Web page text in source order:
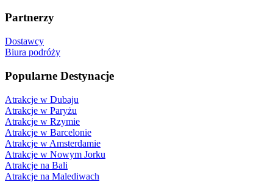
Partnerzy
Dostawcy
Biura podróży
Popularne Destynacje
Atrakcje w Dubaju
Atrakcje w Paryżu
Atrakcje w Rzymie
Atrakcje w Barcelonie
Atrakcje w Amsterdamie
Atrakcje w Nowym Jorku
Atrakcje na Bali
Atrakcje na Malediwach